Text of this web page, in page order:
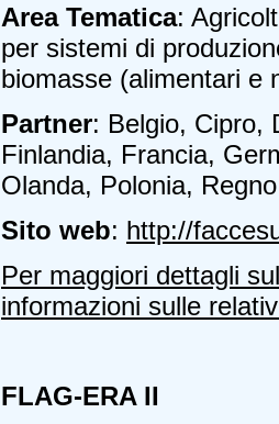
Area Tematica:
per sistemi di
biomasse (alimentari e
Partner: Belgio, Cipro,
Finlandia, Francia,
Olanda, Polonia,
Sito web: http://
Per maggiori dettagli
informazioni sulle
FLAG-ERA II